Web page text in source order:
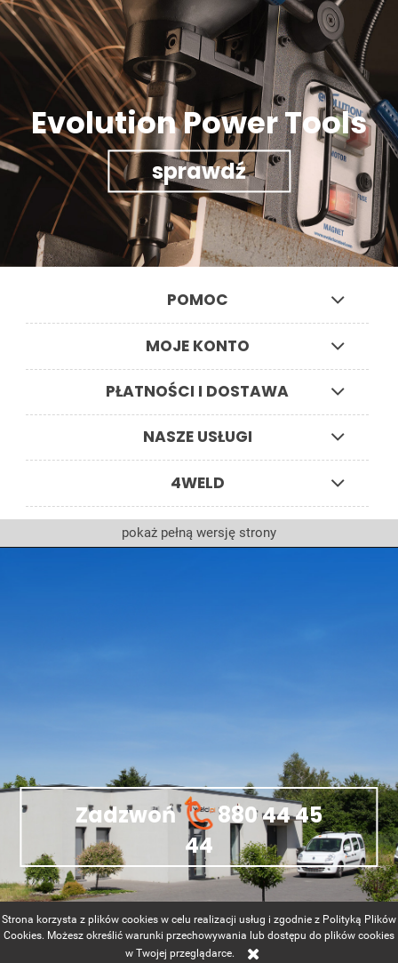
Strona korzysta z plików cookies w celu realizacji usług i zgodnie z Polityką Plików
Cookies. Możesz określić warunki przechowywania lub dostępu do plików cookies
w Twojej przeglądarce.
Evolution Power Tools
sprawdź
POMOC
MOJE KONTO
PŁATNOŚCI I DOSTAWA
NASZE USŁUGI
4WELD
pokaż pełną wersję strony
Zadzwoń
880 44 45
44
Sklep internetowy Shoper.pl